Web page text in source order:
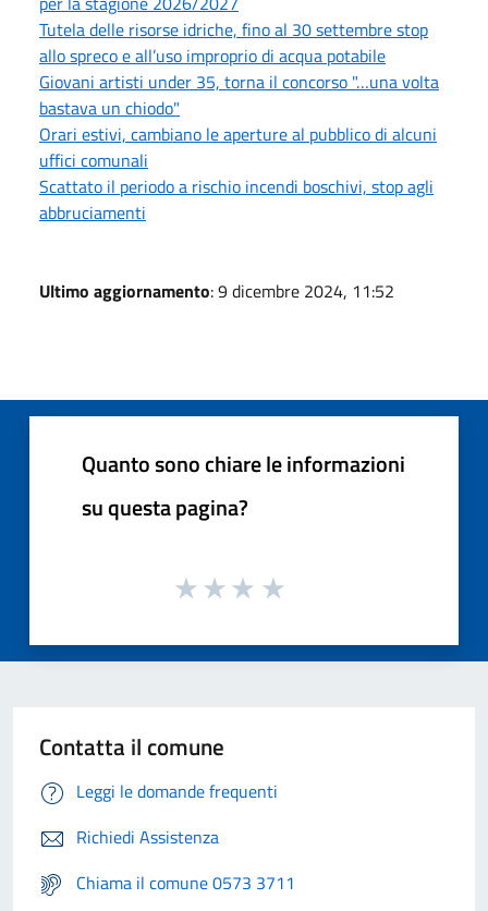
Tutela delle risorse idriche, fino al 30 settembre stop
allo spreco e all’uso improprio di acqua potabile
Giovani artisti under 35, torna il concorso "…una volta
bastava un chiodo"
Orari estivi, cambiano le aperture al pubblico di alcuni
uffici comunali
Scattato il periodo a rischio incendi boschivi, stop agli
abbruciamenti
Ultimo aggiornamento: 9 dicembre 2024, 11:52
Quanto sono chiare le informazioni
su questa pagina?
Contatta il comune
Leggi le domande frequenti
Richiedi Assistenza
Chiama il comune 0573 3711